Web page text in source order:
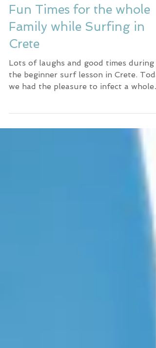
Fun Times for the whole
Family while Surfing in
Crete
Lots of laughs and good times during
the beginner surf lesson in Crete.
family of five with the